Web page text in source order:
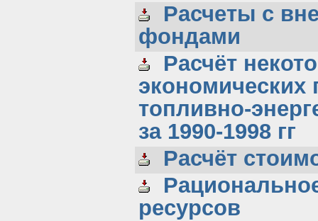
Расчеты с
фондами
Расчёт
экономических
топливно-
за 1990-1998 гг
Расчёт
ресурсов